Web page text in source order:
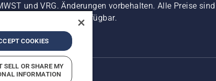
und VRG. Änderungen vorbehalten. Alle Preise sind
den direkten Kauf verfügbar.
Verstöße melden
COOKIES
SELL OR SHARE MY
INFORMATION